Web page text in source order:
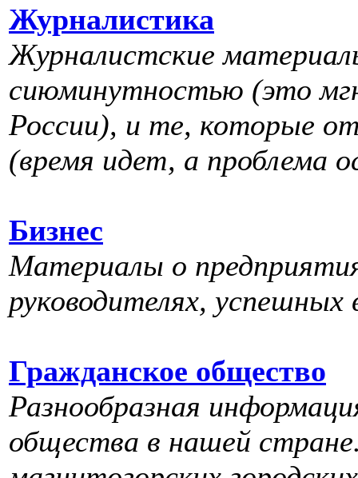
Журналистика
Журналистские
сиюминутностью (это
России), и те, которые
(время идет, а проблема
Бизнес
Материалы о
руководителях, успешных
Гражданское общество
Разнообразная
общества в нашей